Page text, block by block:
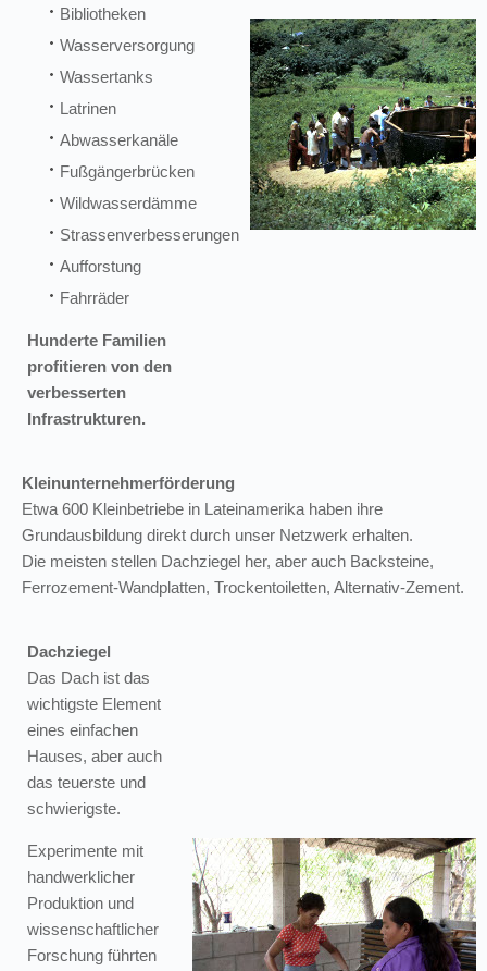
Bibliotheken
Wasserversorgung
Wassertanks
Latrinen
Abwasserkanäle
Fußgängerbrücken
Wildwasserdämme
Strassenverbesserungen
Aufforstung
Fahrräder
Hunderte Familien
profitieren von den
verbesserten
Infrastrukturen.
Kleinunternehmerförderung
Etwa 600 Kleinbetriebe in Lateinamerika haben ihre
Grundausbildung direkt durch unser Netzwerk erhalten.
Die meisten stellen Dachziegel her, aber auch Backsteine,
Ferrozement-Wandplatten, Trockentoiletten, Alternativ-Zement.
Dachziegel
Das Dach ist das
wichtigste Element
eines einfachen
Hauses, aber auch
das teuerste und
schwierigste.
Experimente mit
handwerklicher
Produktion und
wissenschaftlicher
Forschung führten